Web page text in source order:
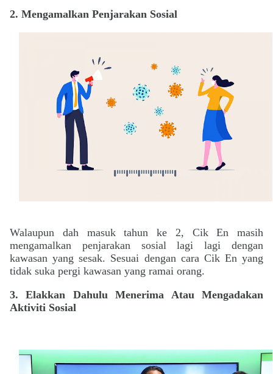
2. Mengamalkan Penjarakan Sosial
Walaupun dah masuk tahun ke 2, Cik En masih
mengamalkan penjarakan sosial lagi lagi dengan
kawasan yang sesak. Sesuai dengan cara Cik En yang
tidak suka pergi kawasan yang ramai orang.
3. Elakkan Dahulu Menerima Atau Mengadakan
Aktiviti Sosial